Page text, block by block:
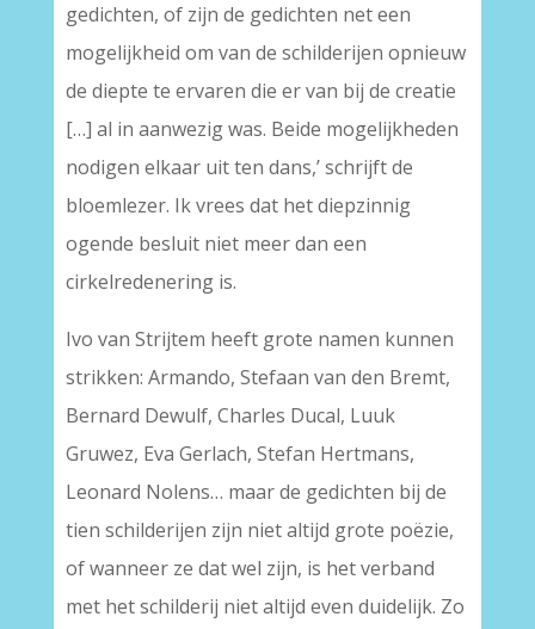
gedichten, of zijn de gedichten net een
mogelijkheid om van de schilderijen opnieuw
de diepte te ervaren die er van bij de creatie
[…] al in aanwezig was. Beide mogelijkheden
nodigen elkaar uit ten dans,’ schrijft de
bloemlezer. Ik vrees dat het diepzinnig
ogende besluit niet meer dan een
cirkelredenering is.
Ivo van Strijtem heeft grote namen kunnen
strikken: Armando, Stefaan van den Bremt,
Bernard Dewulf, Charles Ducal, Luuk
Gruwez, Eva Gerlach, Stefan Hertmans,
Leonard Nolens… maar de gedichten bij de
tien schilderijen zijn niet altijd grote poëzie,
of wanneer ze dat wel zijn, is het verband
met het schilderij niet altijd even duidelijk. Zo